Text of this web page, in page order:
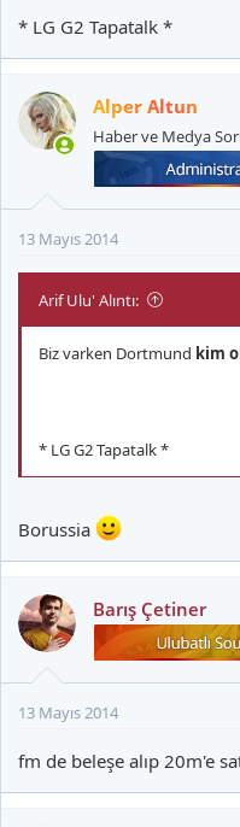
* LG G2 Tapatalk *
Alper Altun
Haber ve Medya
13 Mayıs 2014
Arif Ulu' Alıntı:
Biz varken Dortmund kim
* LG G2 Tapatalk *
Borussia
Barış Çetiner
13 Mayıs 2014
fm de beleşe alıp 20m'e